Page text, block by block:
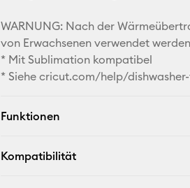
WARNUNG: Nach der
von Erwachsenen verwendet
* Mit Sublimation kompatibel
* Siehe cricut.com/help/
Funktionen
Kompatibilität